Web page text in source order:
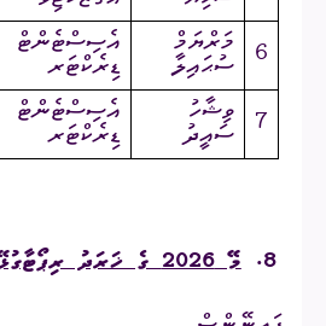
6
މަރްޔަމް
ސުޙައިލާ
އެސިސްޓެންޓް
ޑިރެކްޓަރ
7 ވިޝާހު
ސައީދު
އެސިސްޓެންޓް
ޑިރެކްޓަރ
8.
މޭ 2026 ގެ ޚަރަދު ރިޕޯޓާގުޅޭ.